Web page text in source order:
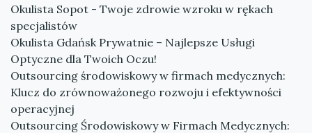
Okulista Sopot - Twoje zdrowie wzroku w rękach
specjalistów
Okulista Gdańsk Prywatnie – Najlepsze Usługi
Optyczne dla Twoich Oczu!
Outsourcing środowiskowy w firmach medycznych:
Klucz do zrównoważonego rozwoju i efektywności
operacyjnej
Outsourcing Środowiskowy w Firmach Medycznych: